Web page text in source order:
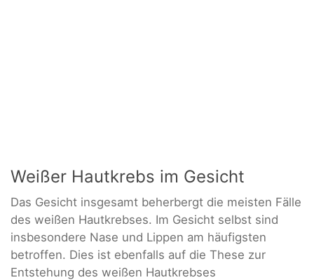
Weißer Hautkrebs im Gesicht
Das Gesicht insgesamt beherbergt die meisten Fälle
des weißen Hautkrebses. Im Gesicht selbst sind
insbesondere Nase und Lippen am häufigsten
betroffen. Dies ist ebenfalls auf die These zur
Entstehung des weißen Hautkrebses